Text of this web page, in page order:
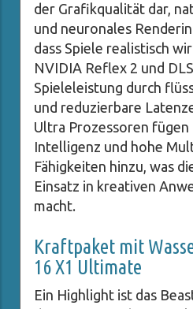
der Grafikqualität dar,
und neuronales
dass Spiele realistisch
NVIDIA Reflex 2 und
Spieleleistung durch
und reduzierbare
Ultra Prozessoren fügen
Intelligenz und hohe
Fähigkeiten hinzu, was
Einsatz in kreativen
macht.
Kraftpaket mit
16 X1 Ultimate
Ein Highlight ist das